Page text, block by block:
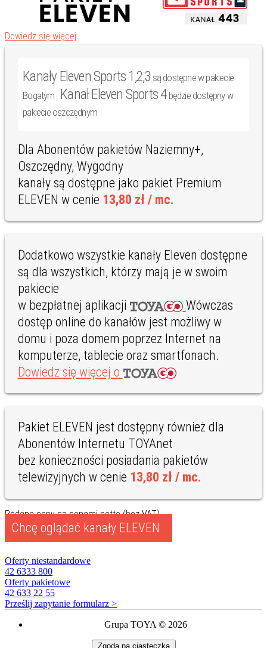
Dowiedz się więcej
Kanały Eleven Sports 1,2,3 są dostępne w pakiecie
Bogatym Kanał Eleven Sports 4będzie dostępny w
pakiecie oszczędnym
Dla Abonentów pakietów Naziemny+,
Oszczędny, Wygodny
kanały są dostępne jako pakiet Premium
ELEVEN w cenie 13,80 zł / mc.
Dodatkowo wszystkie kanały Eleven dostępne
są dla wszystkich, którzy mają je w swoim
pakiecie
w bezpłatnej aplikacji
Wówczas
dostęp online do kanałów jest możliwy w
domu i poza domem poprzez Internet na
komputerze, tablecie oraz smartfonach.
Dowiedz się więcej o
Pakiet ELEVEN jest dostępny również dla
Abonentów Internetu TOYAnet
bez konieczności posiadania pakietów
telewizyjnych w cenie 13,80 zł / mc.
Podane ceny są cenami netto (bez VAT).
Chcę oglądać kanały ELEVEN
Oferty niestandardowe
42 6333 800
Oferty pakietowe
42 633 22 55
Prześlij zapytanie formularz >
Grupa TOYA © 2026
Zgoda na ciasteczka